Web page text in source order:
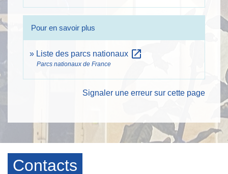
Pour en savoir plus
Liste des parcs nationaux open_in_new
Parcs nationaux de France
Signaler une erreur sur cette page
Contacts